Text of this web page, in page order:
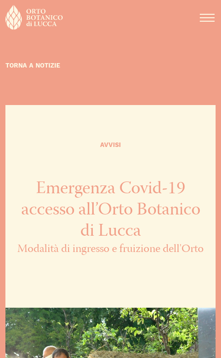
TORNA A NOTIZIE
AVVISI
Emergenza Covid-19
accesso all’Orto Botanico
di Lucca
Modalità di ingresso e fruizione dell'Orto